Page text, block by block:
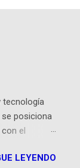
tecnología
posiciona
el
de la
LEYENDO